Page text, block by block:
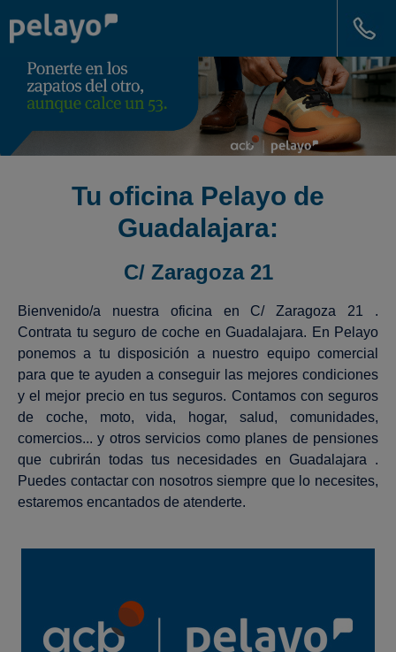
Tu oficina Pelayo de
Guadalajara:
C/ Zaragoza 21
Bienvenido/a nuestra oficina en C/ Zaragoza 21 .
Contrata tu seguro de coche en Guadalajara. En Pelayo
ponemos a tu disposición a nuestro equipo comercial
para que te ayuden a conseguir las mejores condiciones
y el mejor precio en tus seguros. Contamos con seguros
de coche, moto, vida, hogar, salud, comunidades,
comercios... y otros servicios como planes de pensiones
que cubrirán todas tus necesidades en Guadalajara .
Puedes contactar con nosotros siempre que lo necesites,
estaremos encantados de atenderte.